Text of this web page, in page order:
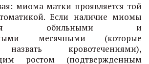
миома матки проявляется той
Если наличие миомы
обильными и
месячными (которые
кровотечениями),
ростом (подтвержденным